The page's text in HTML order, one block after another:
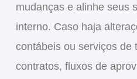
mudanças e alinhe seus
interno. Caso haja
contábeis ou serviços de
contratos, fluxos de